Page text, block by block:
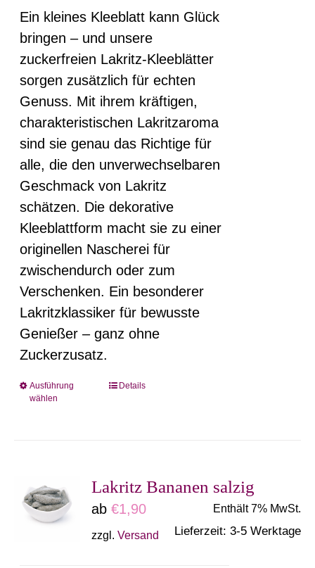
der
Produktseite
gewählt
werden
Ein kleines Kleeblatt kann Glück
bringen – und unsere
zuckerfreien Lakritz-Kleeblätter
sorgen zusätzlich für echten
Genuss. Mit ihrem kräftigen,
charakteristischen Lakritzaroma
sind sie genau das Richtige für
alle, die den unverwechselbaren
Geschmack von Lakritz
schätzen. Die dekorative
Kleeblattform macht sie zu einer
originellen Nascherei für
zwischendurch oder zum
Verschenken. Ein besonderer
Lakritzklassiker für bewusste
Genießer – ganz ohne
Zuckerzusatz.
Ausführung
wählen
Dieses
auf.
Die
Optionen
Details
Lakritz Bananen salzig
ab€1,90 Enthält 7% MwSt.
zzgl.Versand Lieferzeit: 3-5 Werktage